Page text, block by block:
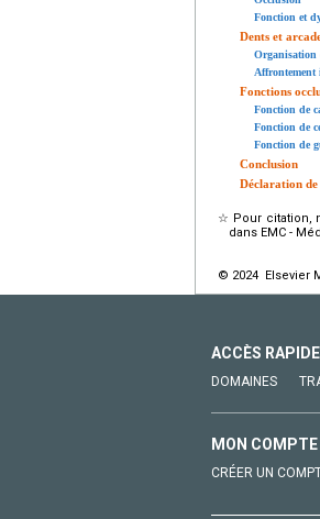
Fonction et
Dents et
Organisation
Affrontement
Fonctions
Fonction de
Fonction de
Fonction de
Conclusion
Déclaration
☆ Pour citation,
dans EMC -
© 2024 Elsevier
ACCÈS
DOMAINES
MON COMPTE
CRÉER UN